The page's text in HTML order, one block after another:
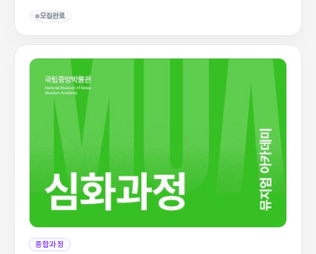
모집완료
종합과정